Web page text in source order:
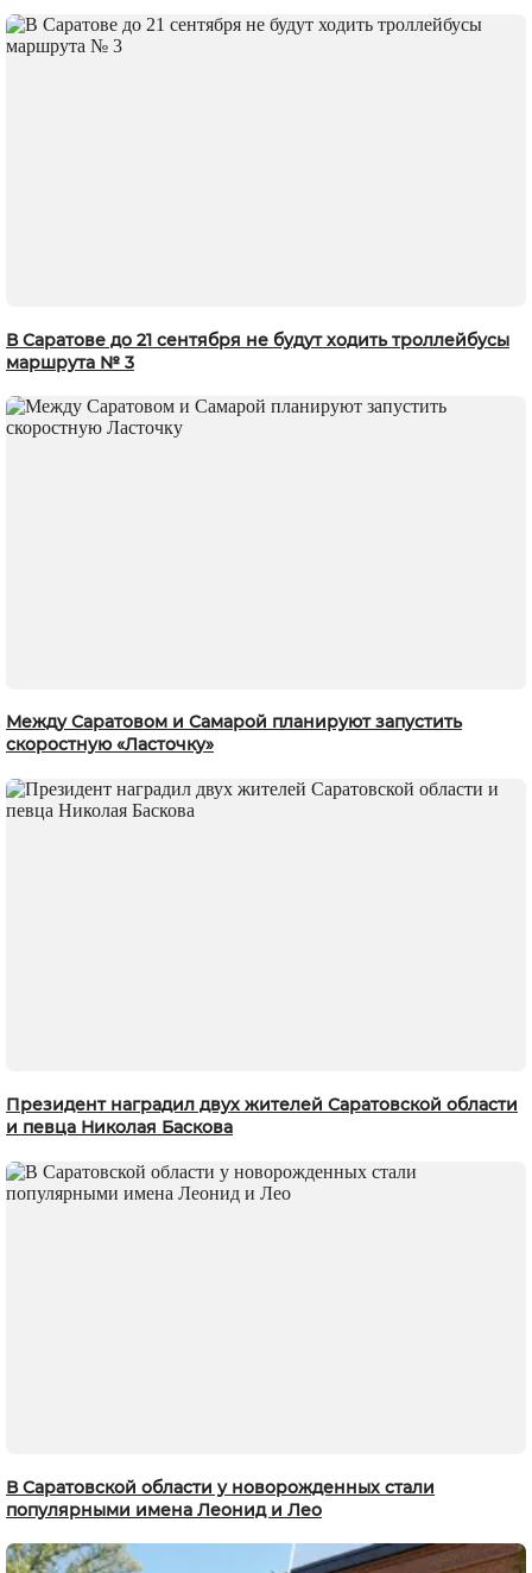
В Саратове до 21 сентября не будут ходить троллейбусы
маршрута № 3
Между Саратовом и Самарой планируют запустить
скоростную «Ласточку»
Президент наградил двух жителей Саратовской области
и певца Николая Баскова
В Саратовской области у новорожденных стали
популярными имена Леонид и Лео